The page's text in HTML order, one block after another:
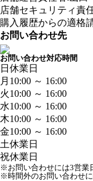
店舗セキュリティ責
購入履歴からの適格
お問い合わせ先
お問い合わせ対応時間
日 休業日
月 10:00 ～ 16:00
火10:00 ～ 16:00
水10:00 ～ 16:00
木10:00 ～ 16:00
金10:00 ～ 16:00
土休業日
祝休業日
※お問い合わせには3営業
※時間外のお問い合わせ